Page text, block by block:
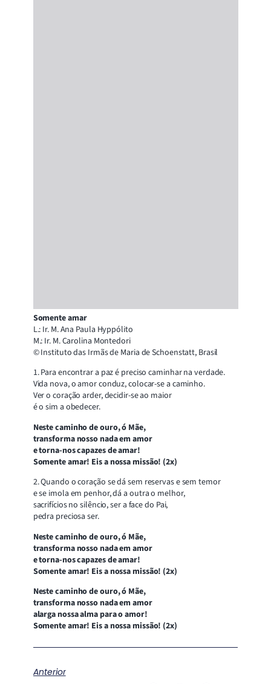
Somente amar
L.: Ir. M. Ana Paula Hyppólito
M.: Ir. M. Carolina Montedori
© Instituto das Irmãs de Maria de Schoenstatt, Brasil
1. Para encontrar a paz é preciso caminhar na verdade.
Vida nova, o amor conduz, colocar-se a caminho.
Ver o coração arder, decidir-se ao maior
é o sim a obedecer.
Neste caminho de ouro, ó Mãe,
transforma nosso nada em amor
e torna-nos capazes de amar!
Somente amar! Eis a nossa missão! (2x)
2. Quando o coração se dá sem reservas e sem temor
e se imola em penhor, dá a outra o melhor,
sacrifícios no silêncio, ser a face do Pai,
pedra preciosa ser.
Neste caminho de ouro, ó Mãe,
transforma nosso nada em amor
e torna-nos capazes de amar!
Somente amar! Eis a nossa missão! (2x)
Neste caminho de ouro, ó Mãe,
transforma nosso nada em amor
alarga nossa alma para o amor!
Somente amar! Eis a nossa missão! (2x)
Anterior